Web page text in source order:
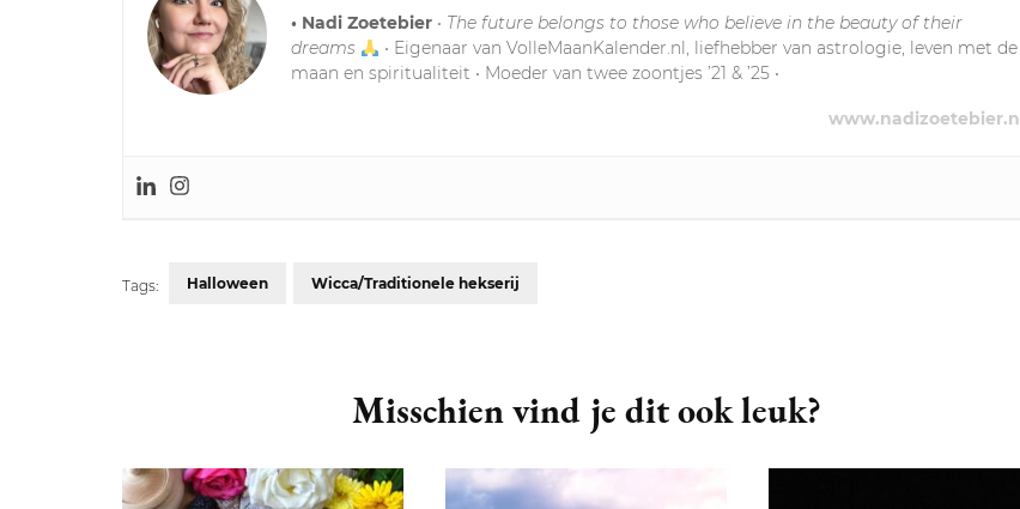
• Nadi Zoetebier • The future belongs to those who believe in the beauty of their
dreams
• Eigenaar van VolleMaanKalender.nl, liefhebber van astrologie, leven met de
maan en spiritualiteit • Moeder van twee zoontjes ’21 & ’25 •
www.nadizoetebier.nl
Tags: Halloween Wicca/Traditionele hekserij
Misschien vind je dit ook leuk?